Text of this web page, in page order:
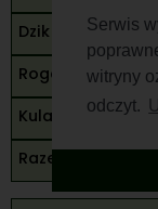
Serwis
witryny
odczyt.